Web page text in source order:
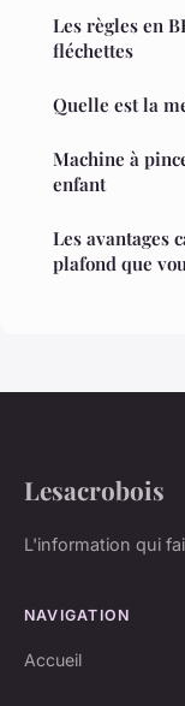
Les règles en
fléchettes
Quelle est la
Machine à
enfant
Les avantages
plafond que
Lesacrobois
L'information qui
NAVIGATION
Accueil